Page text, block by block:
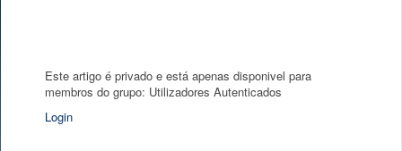
Este artigo é privado e está apenas disponivel para
membros do grupo: Utilizadores Autenticados
Login